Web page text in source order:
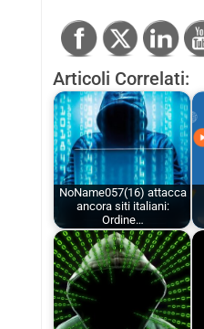
Articoli Correlati:
NoName057(16) attacca
ancora siti italiani:
Ordine…